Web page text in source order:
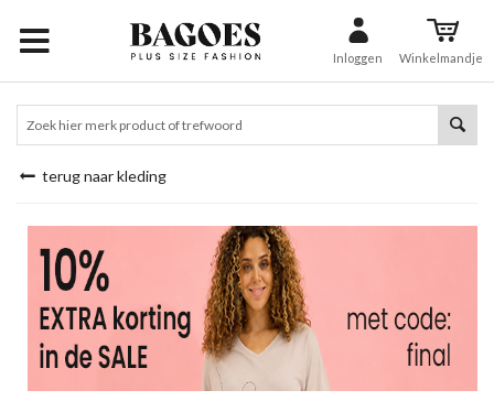
Inloggen Winkelmandje
terug naar kleding